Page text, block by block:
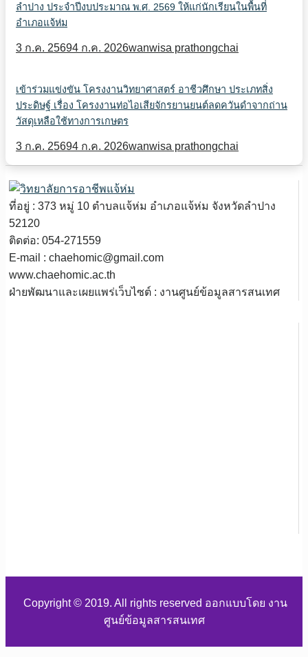
ลำปาง ประจำปีงบประมาณ พ.ศ. 2569 ให้แก่นักเรียนในพื้นที่
อำเภอแจ้ห่ม
3 ก.ค. 25694 ก.ค. 2026wanwisa prathongchai
เข้าร่วมแข่งขัน โครงงานวิทยาศาสตร์ อาชีวศึกษา ประเภทสิ่ง
ประดิษฐ์ เรื่อง โครงงานท่อไอเสียจักรยานยนต์ลดควันดำจากถ่าน
วัสดุเหลือใช้ทางการเกษตร
3 ก.ค. 25694 ก.ค. 2026wanwisa prathongchai
ที่อยู่ : 373 หมู่ 10 ตำบลแจ้ห่ม อำเภอแจ้ห่ม จังหวัดลำปาง
52120
ติดต่อ: 054-271559
E-mail : chaehomic@gmail.com
www.chaehomic.ac.th
ฝ่ายพัฒนาและเผยแพร่เว็บไซต์ : งานศูนย์ข้อมูลสารสนเทศ
Copyright © 2019. All rights reserved ออกแบบโดย งาน
ศูนย์ข้อมูลสารสนเทศ